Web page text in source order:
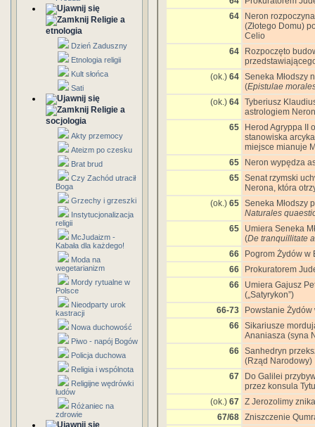
Religie a
etnologia
Dzień Zaduszny
Etnologia religii
Kult słońca
Sati
Religie a
socjologia
Akty przemocy
Ateizm po czesku
Brat brud
Czy Zachód utracił
Boga
Grzechy i grzeszki
Instytucjonalizacja
religii
McJudaizm -
Kabała dla każdego!
Moda na
wegetarianizm
Mordy rytualne w
Polsce
Nieodparty urok
kastracji
Nowa duchowość
Piwo - napój Bogów
Policja duchowa
Religia i wspólnota
Religijne wędrówki
ludów
Różaniec na
zdrowie
64
Neron
(Złotego Domu)
Celio
64
Rozpoczęto
(ok.) 64 Seneka Młodszy
(Epistulae
(ok.) 64 Tyberiusz
astrologiem
65
Herod Agryppa II
stanowiska
miejsce mianuje
65
Neron wypędza
65 Senat rzymski
Nerona, która
(ok.) 65 Seneka Młodszy
Naturales
65
Umiera Seneka
(De tranquillitate
66
Pogrom Żydów w
66
Prokuratorem
66
Umiera Gajusz
(„Satyrykon”)
66-73
Powstanie
66 Sikariusze
Ananiasza (syna
66 Sanhedryn
(Rząd Narodowy)
67
Do Galilei
przez konsula
(ok.) 67 Z Jerozolimy
67/68 Zniszczenie